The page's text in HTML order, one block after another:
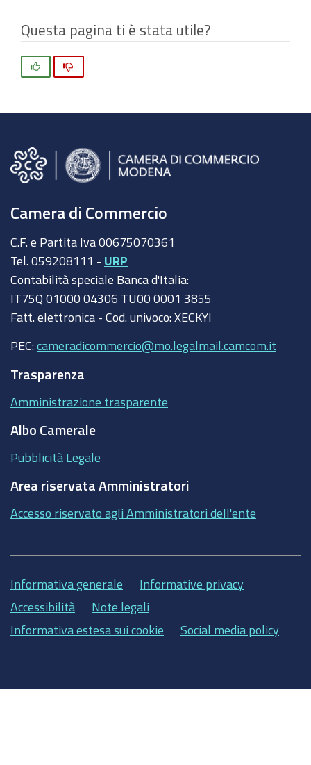
Questa pagina ti è stata utile?
Camera di Commercio
C.F. e Partita Iva 00675070361
Tel. 059208111 - URP
Contabilità speciale Banca d'Italia:
IT75Q 01000 04306 TU00 0001 3855
Fatt. elettronica - Cod. univoco: XECKYI
PEC: cameradicommercio@mo.legalmail.camcom.it
Trasparenza
Amministrazione trasparente
Albo Camerale
Pubblicità Legale
Area riservata Amministratori
Accesso riservato agli Amministratori dell'ente
Informativa generale
Informative privacy
Accessibilità
Note legali
Informativa estesa sui cookie
Social media policy